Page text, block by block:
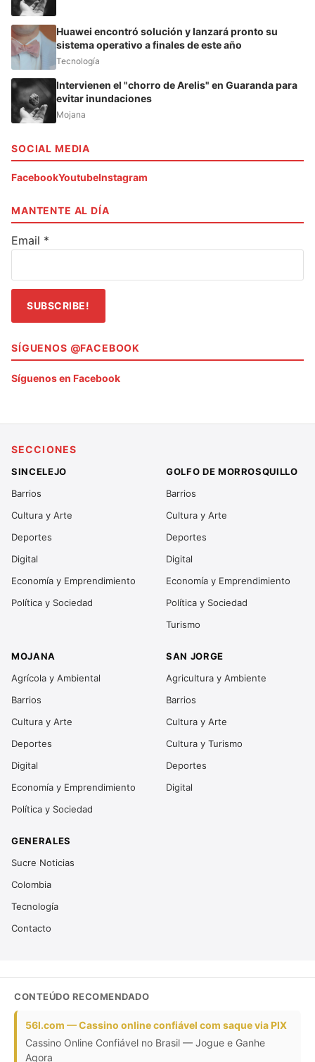
Huawei encontró solución y lanzará pronto su
sistema operativo a finales de este año
Tecnología
Intervienen el "chorro de Arelis" en Guaranda para
evitar inundaciones
Mojana
SOCIAL MEDIA
FacebookYoutubeInstagram
MANTENTE AL DÍA
Email *
SÍGUENOS @FACEBOOK
Síguenos en Facebook
SECCIONES
SINCELEJO
Barrios
Cultura y Arte
Deportes
Digital
Economía y Emprendimiento
Política y Sociedad
GOLFO DE MORROSQUILLO
Barrios
Cultura y Arte
Deportes
Digital
Economía y Emprendimiento
Política y Sociedad
Turismo
MOJANA
Agrícola y Ambiental
Barrios
Cultura y Arte
Deportes
Digital
Economía y Emprendimiento
Política y Sociedad
SAN JORGE
Agricultura y Ambiente
Barrios
Cultura y Arte
Cultura y Turismo
Deportes
Digital
GENERALES
Sucre Noticias
Colombia
Tecnología
Contacto
CONTEÚDO RECOMENDADO
56l.com — Cassino online confiável com saque via PIX
Cassino Online Confiável no Brasil — Jogue e Ganhe
Agora